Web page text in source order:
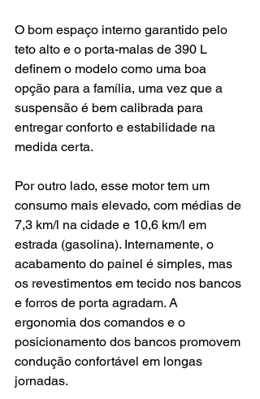
O bom espaço interno garantido pelo
teto alto e o porta-malas de 390 L
definem o modelo como uma boa
opção para a família, uma vez que a
suspensão é bem calibrada para
entregar conforto e estabilidade na
medida certa.
Por outro lado, esse motor tem um
consumo mais elevado, com médias de
7,3 km/l na cidade e 10,6 km/l em
estrada (gasolina). Internamente, o
acabamento do painel é simples, mas
os revestimentos em tecido nos bancos
e forros de porta agradam. A
ergonomia dos comandos e o
posicionamento dos bancos promovem
condução confortável em longas
jornadas.